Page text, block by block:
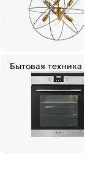
Бытовая техника